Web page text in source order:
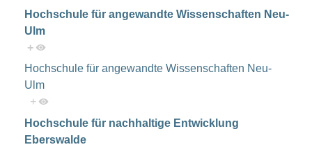
Hochschule für angewandte Wissenschaften Neu-
Ulm
+
Hochschule für angewandte Wissenschaften Neu-
Ulm
+
Hochschule für nachhaltige Entwicklung
Eberswalde